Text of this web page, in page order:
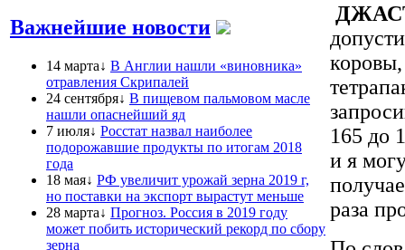
Важнейшие новости
14 марта↓ В Англии нашли «виновника»
отравления Скрипалей
24 сентября↓ В пищевом пальмовом масле
нашли опаснейший яд
7 июля↓ Росстат назвал наиболее
подорожавшие продукты по итогам 2018
года
18 мая↓ РФ увеличит урожай зерна 2019 г,
но поставки на экспорт вырастут меньше
28 марта↓ Прогноз. Россия в 2019 году
может побить исторический рекорд по сбору
зерна
165 до
и я
раза